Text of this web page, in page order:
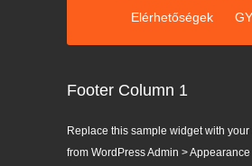
Elérhetőségek
Footer Column 1
Replace this sample widget with
from WordPress Admin >